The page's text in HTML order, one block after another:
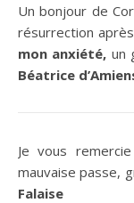
Un bonjour de
résurrection
mon anxiété, un
Béatrice
Je vous
mauvaise passe,
Falaise